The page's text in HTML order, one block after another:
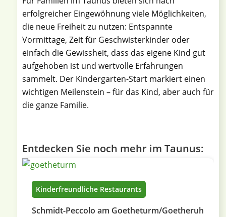
erfolgreicher Eingewöhnung viele Möglichkeiten,
die neue Freiheit zu nutzen: Entspannte
Vormittage, Zeit für Geschwisterkinder oder
einfach die Gewissheit, dass das eigene Kind gut
aufgehoben ist und wertvolle Erfahrungen
sammelt. Der Kindergarten-Start markiert einen
wichtigen Meilenstein – für das Kind, aber auch für
die ganze Familie.
Entdecken Sie noch mehr im Taunus:
Kinderfreundliche Restaurants
Schmidt-Peccolo am Goetheturm/Goetheruh